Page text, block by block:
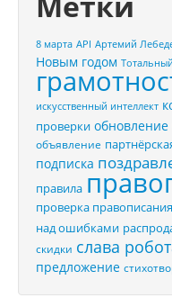
8 марта API Артемий
Новым годом
искусственный интеллект
проверки обновление
объявление
подписка
правила
проверка правописания
над ошибками
скидки слава
предложение